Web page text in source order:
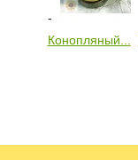
Конопляный...